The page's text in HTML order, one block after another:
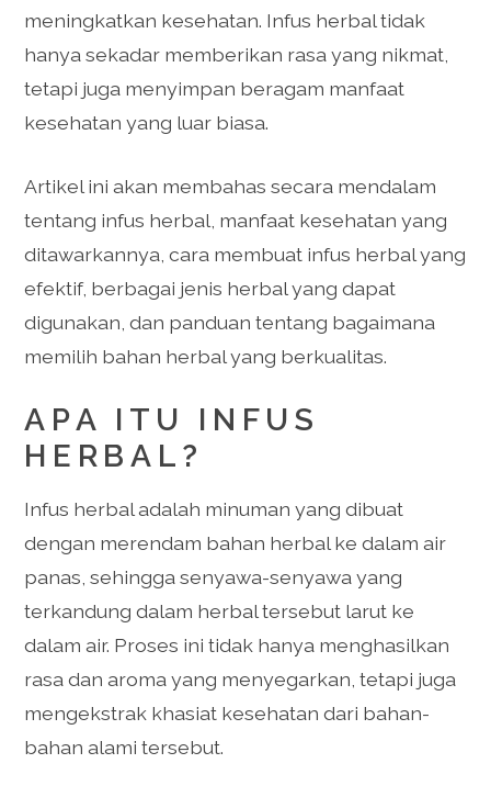
meningkatkan kesehatan. Infus herbal tidak
hanya sekadar memberikan rasa yang nikmat,
tetapi juga menyimpan beragam manfaat
kesehatan yang luar biasa.
Artikel ini akan membahas secara mendalam
tentang infus herbal, manfaat kesehatan yang
ditawarkannya, cara membuat infus herbal yang
efektif, berbagai jenis herbal yang dapat
digunakan, dan panduan tentang bagaimana
memilih bahan herbal yang berkualitas.
APA ITU INFUS
HERBAL?
Infus herbal adalah minuman yang dibuat
dengan merendam bahan herbal ke dalam air
panas, sehingga senyawa-senyawa yang
terkandung dalam herbal tersebut larut ke
dalam air. Proses ini tidak hanya menghasilkan
rasa dan aroma yang menyegarkan, tetapi juga
mengekstrak khasiat kesehatan dari bahan-
bahan alami tersebut.